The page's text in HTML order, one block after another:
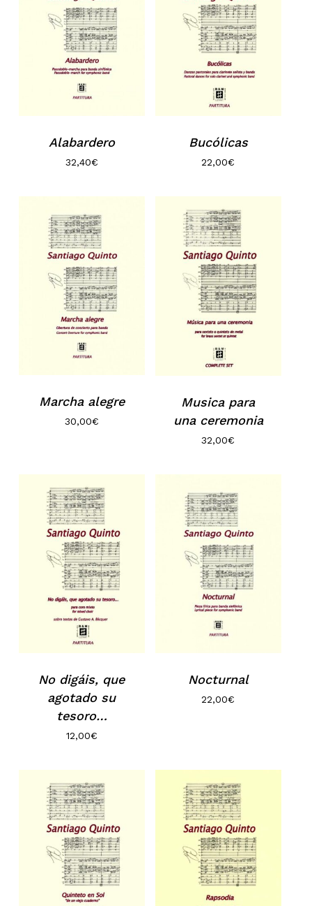
No hay productos en el carrito.
Alabardero
32,40€
Bucólicas
22,00€
Marcha alegre
30,00€
Musica para
una ceremonia
32,00€
No digáis, que
agotado su
tesoro…
12,00€
Nocturnal
22,00€